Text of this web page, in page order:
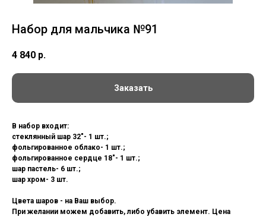
Набор для мальчика №91
4 840 р.
Заказать
В набор входит:
стеклянный шар 32"- 1 шт.;
фольгированное облако- 1 шт.;
фольгированное сердце 18"- 1 шт.;
шар пастель- 6 шт.;
шар хром- 3 шт.
Цвета шаров - на Ваш выбор.
При желании можем добавить, либо убавить элемент. Цена